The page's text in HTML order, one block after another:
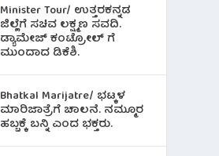
Minister Tour/ ಉತ್ತರಕನ್ನಡ
ಜಿಲ್ಲೆಗೆ ಸಚಿವ ಲಕ್ಷ್ಮಣ ಸವದಿ.
ಡ್ಯಾಮೇಜ್ ಕಂಟ್ರೋಲ್ ಗೆ
ಮುಂದಾದ ಡಿಕೆಶಿ.
Bhatkal Marijatre/ ಭಟ್ಕಳ
ಮಾರಿಜಾತ್ರೆಗೆ ಚಾಲನೆ. ನಮ್ಮೂರ
ಹಬ್ಬಕ್ಕೆ ಬನ್ನಿ ಎಂದ ಭಕ್ತರು.